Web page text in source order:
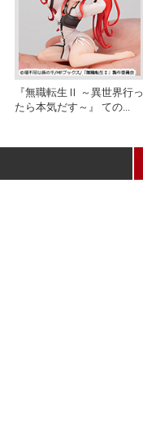
『無職転生Ⅱ ～異世界行っ
たら本気だす～』 ての...